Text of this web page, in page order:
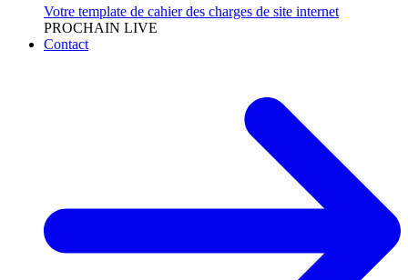
Votre template de cahier des charges de site internet
PROCHAIN LIVE
Contact